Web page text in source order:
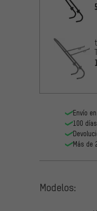
Envío
100
Más de
Modelos: